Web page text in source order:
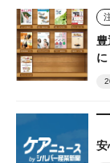
に
安